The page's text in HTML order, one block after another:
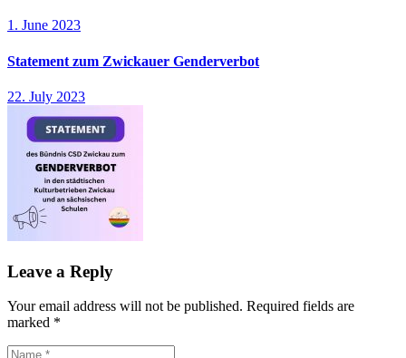
1. June 2023
Statement zum Zwickauer Genderverbot
22. July 2023
Leave a Reply
Your email address will not be published. Required fields are
marked *